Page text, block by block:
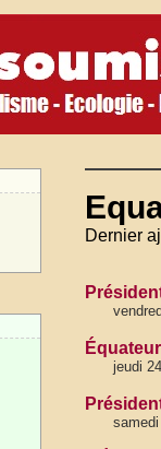
Dernier
jeudi